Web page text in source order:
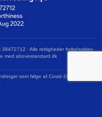
· Alle rettigheder forbeholdes·
med abovestandard.dk
som følge af Covid-19 og krigen i